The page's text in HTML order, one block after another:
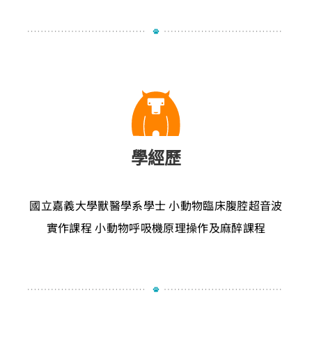
學經歷
國立嘉義大學獸醫學系學士小動物臨床腹腔超音波
實作課程 小動物呼吸機原理操作及麻醉課程